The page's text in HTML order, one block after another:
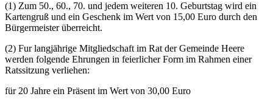
(1) Zum 50., 60., 70. und jedem weiteren 10. Geburtstag wird ein
Kartengruß und ein Geschenk im Wert von 15,00 Euro durch den
Bürgermeister überreicht.
(2) Fur langjährige Mitgliedschaft im Rat der Gemeinde Heere
werden folgende Ehrungen in feierlicher Form im Rahmen einer
Ratssitzung verliehen:
für 20 Jahre ein Präsent im Wert von 30,00 Euro